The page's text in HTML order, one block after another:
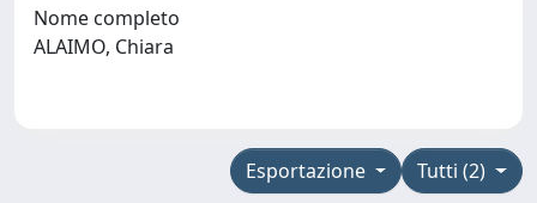
Nome completo
ALAIMO, Chiara
Tutti (2)
Esportazione